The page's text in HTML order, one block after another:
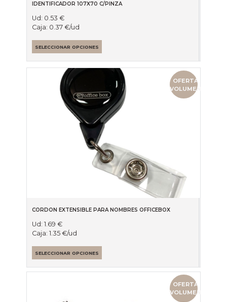
IDENTIFICADOR 107X70 C/PINZA
Ud: 0.53€
Caja: 0.37€/ud
SELECCIONAR OPCIONES
OFERTA
VOLUMEN
CORDON EXTENSIBLE PARA NOMBRES OFFICEBOX
Ud:1.69€
Caja:1.35€/ud
SELECCIONAR OPCIONES
OFERTA
VOLUMEN